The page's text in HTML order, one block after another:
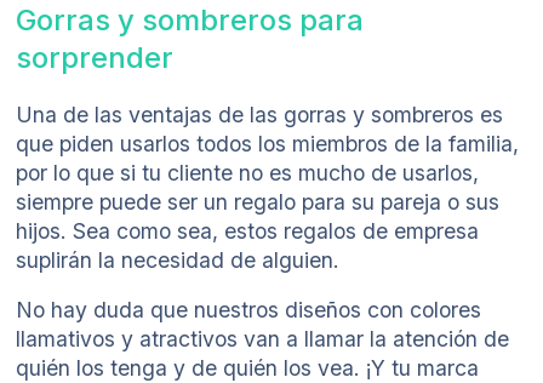
Gorras y sombreros para
sorprender
Una de las ventajas de las gorras y sombreros es
que piden usarlos todos los miembros de la familia,
por lo que si tu cliente no es mucho de usarlos,
siempre puede ser un regalo para su pareja o sus
hijos. Sea como sea, estos regalos de empresa
suplirán la necesidad de alguien.
No hay duda que nuestros diseños con colores
llamativos y atractivos van a llamar la atención de
quién los tenga y de quién los vea. ¡Y tu marca